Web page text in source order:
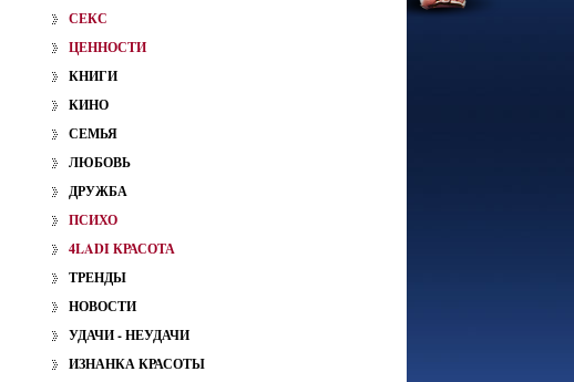
СЕКС
ЦЕННОСТИ
КНИГИ
КИНО
СЕМЬЯ
ЛЮБОВЬ
ДРУЖБА
ПСИХО
4LADI КРАСОТА
ТРЕНДЫ
НОВОСТИ
УДАЧИ - НЕУДАЧИ
ИЗНАНКА КРАСОТЫ